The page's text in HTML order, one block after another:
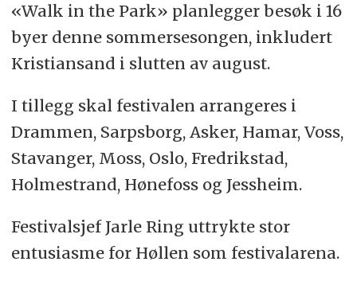
«Walk in the Park» planlegger besøk i 16
byer denne sommersesongen, inkludert
Kristiansand i slutten av august.
I tillegg skal festivalen arrangeres i
Drammen, Sarpsborg, Asker, Hamar, Voss,
Stavanger, Moss, Oslo, Fredrikstad,
Holmestrand, Hønefoss og Jessheim.
Festivalsjef Jarle Ring uttrykte stor
entusiasme for Høllen som festivalarena.